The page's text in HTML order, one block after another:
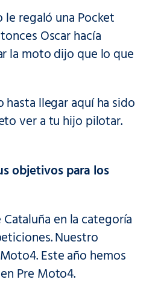
regaló una Pocket
Oscar hacía
la moto dijo que lo que
llegar aquí ha sido
ver a tu hijo pilotar.
objetivos para los
en la categoría
Nuestro
Este año hemos
Pre Moto4.